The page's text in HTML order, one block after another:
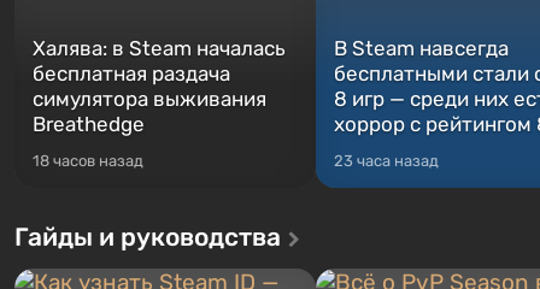
Халява: в Steam началась
бесплатная раздача
симулятора выживания
Breathedge
18 часов назад
В Steam навсегда
бесплатными стали
8 игр — среди них
хоррор с рейтингом
23 часа назад
Гайды и руководства